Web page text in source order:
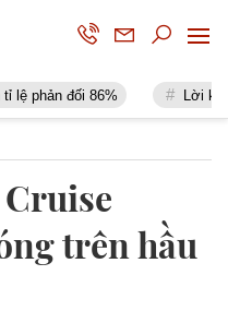
86% Lời khuyên
trên hầu